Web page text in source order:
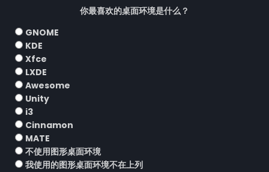
你最喜欢的桌面环境是什么？
GNOME
KDE
Xfce
LXDE
Awesome
Unity
i3
Cinnamon
MATE
不使用图形桌面环境
我使用的图形桌面环境不在上列